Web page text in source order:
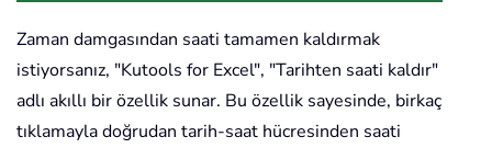
Zaman damgasından saati tamamen kaldırmak
istiyorsanız, "Kutools for Excel", "Tarihten saati kaldır"
adlı akıllı bir özellik sunar. Bu özellik sayesinde, birkaç
tıklamayla doğrudan tarih-saat hücresinden saati